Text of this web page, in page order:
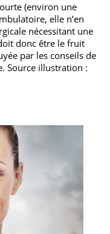
(environ une
elle n’en
nécessitant une
donc être le fruit
par les conseils de
Source illustration :